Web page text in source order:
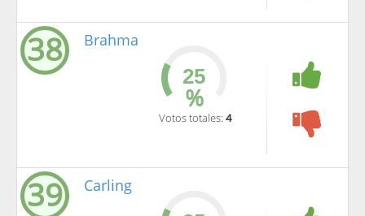
38 Brahma
%
Votos totales: 4
39 Carling